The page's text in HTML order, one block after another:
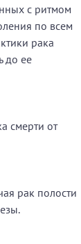
с ритмом
по всем
рака
до ее
смерти от
рак полости